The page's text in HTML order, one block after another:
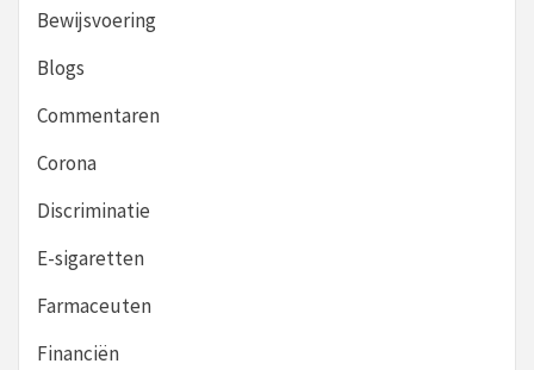
Bewijsvoering
Blogs
Commentaren
Corona
Discriminatie
E-sigaretten
Farmaceuten
Financiën